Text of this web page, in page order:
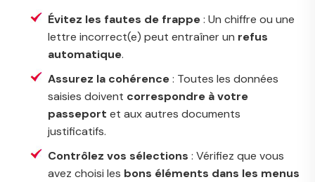
Évitez les fautes de frappe: Un chiffre ou une
lettre incorrect(e) peut entraîner un refus
automatique.
Assurez la cohérence: Toutes les données
saisies doivent correspondre à votre
passeport et aux autres documents
justificatifs.
Contrôlez vos sélections : Vérifiez que vous
avez choisi les bons éléments dans les menus